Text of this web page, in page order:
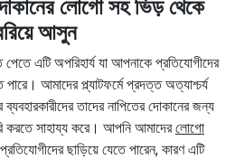
লোগো সহ ভিড় থেকে
আসুন
এটি অপরিহার্য যা আপনাকে প্রতিযোগীদের
আমাদের প্ল্যাটফর্মে প্রদত্ত অত্যাশ্চর্য
তাদের নাপিতের দোকানের জন্য
করতে সাহায্য করে। আপনি আমাদেরলোগো
ছাড়িয়ে যেতে পারেন, কারণ এটি